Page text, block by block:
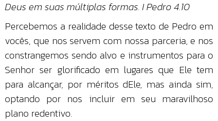
Deus em suas múltiplas formas. I Pedro 4.10
Percebemos a realidade desse texto de Pedro em
vocês, que nos servem com nossa parceria, e nos
constrangemos sendo alvo e instrumentos para o
Senhor ser glorificado em lugares que Ele tem
para alcançar, por méritos dEle, mas ainda sim,
optando por nos incluir em seu maravilhoso
plano redentivo.